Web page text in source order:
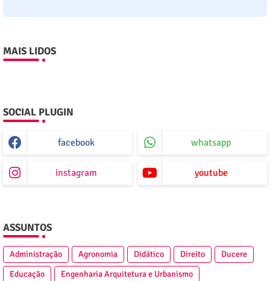
MAIS LIDOS
SOCIAL PLUGIN
facebook whatsapp
instagram youtube
ASSUNTOS
Administração Agronomia Didático Direito
Ducere
Educação
Engenharia Arquitetura e Urbanismo